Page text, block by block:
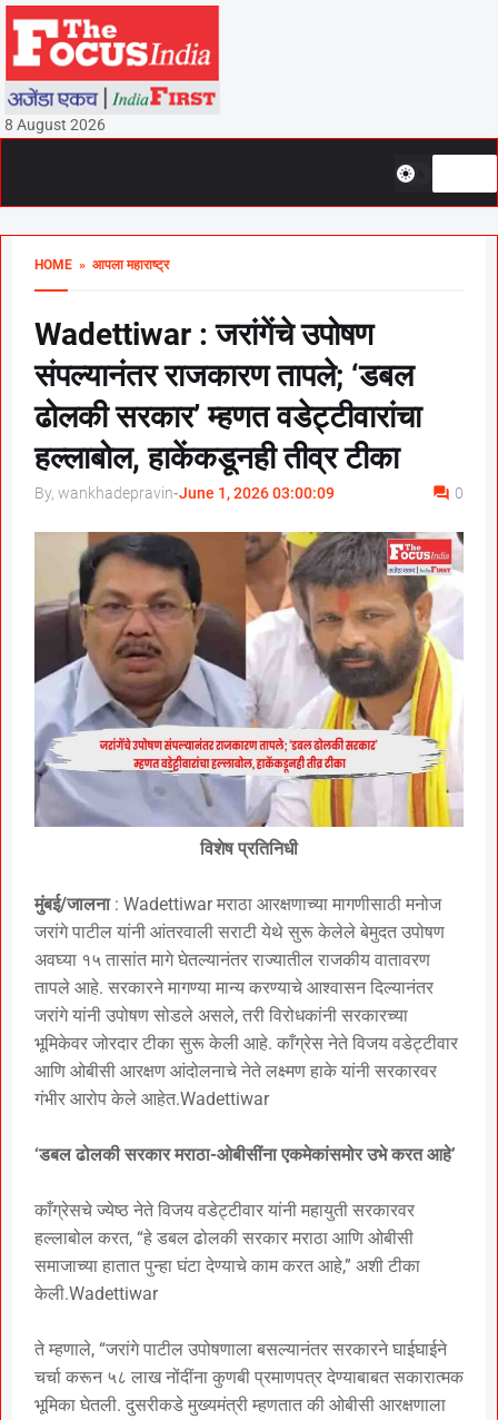
8 August 2026
HOME » आपला महाराष्ट्र
Wadettiwar : जरांगेंचे उपोषण
संपल्यानंतर राजकारण तापले; ‘डबल
ढोलकी सरकार’ म्हणत वडेट्टीवारांचा
हल्लाबोल, हाकेंकडूनही तीव्र टीका
By, wankhadepravin-June 1, 2026 03:00:09 0
विशेष प्रतिनिधी
मुंबई/जालना: Wadettiwar मराठा आरक्षणाच्या मागणीसाठी मनोज
जरांगे पाटील यांनी आंतरवाली सराटी येथे सुरू केलेले बेमुदत उपोषण
अवघ्या १५ तासांत मागे घेतल्यानंतर राज्यातील राजकीय वातावरण
तापले आहे. सरकारने मागण्या मान्य करण्याचे आश्वासन दिल्यानंतर
जरांगे यांनी उपोषण सोडले असले, तरी विरोधकांनी सरकारच्या
भूमिकेवर जोरदार टीका सुरू केली आहे. काँग्रेस नेते विजय वडेट्टीवार
आणि ओबीसी आरक्षण आंदोलनाचे नेते लक्ष्मण हाके यांनी सरकारवर
गंभीर आरोप केले आहेत.Wadettiwar
‘डबल ढोलकी सरकार मराठा-ओबीसींना एकमेकांसमोर उभे करत आहे’
काँग्रेसचे ज्येष्ठ नेते विजय वडेट्टीवार यांनी महायुती सरकारवर
हल्लाबोल करत, “हे डबल ढोलकी सरकार मराठा आणि ओबीसी
समाजाच्या हातात पुन्हा घंटा देण्याचे काम करत आहे,” अशी टीका
केली.Wadettiwar
ते म्हणाले, “जरांगे पाटील उपोषणाला बसल्यानंतर सरकारने घाईघाईने
चर्चा करून ५८ लाख नोंदींना कुणबी प्रमाणपत्र देण्याबाबत सकारात्मक
भूमिका घेतली. दुसरीकडे मुख्यमंत्री म्हणतात की ओबीसी आरक्षणाला